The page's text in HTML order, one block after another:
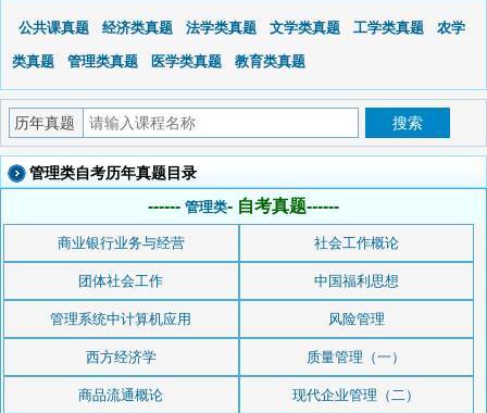
公共课真题 经济类真题 法学类真题 文学类真题 工学类真题 农学
类真题 管理类真题 医学类真题 教育类真题
历年真题 搜索
管理类自考历年真题目录
------ 管理类- 自考真题------
商业银行业务与经营 社会工作概论
团体社会工作 中国福利思想
管理系统中计算机应用 风险管理
西方经济学 质量管理（一）
商品流通概论 现代企业管理（二）